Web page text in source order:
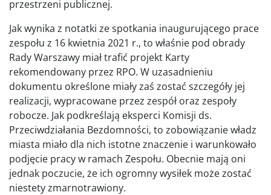
przestrzeni publicznej.
Jak wynika z notatki ze spotkania inaugurującego prace
zespołu z 16 kwietnia 2021 r., to właśnie pod obrady
Rady Warszawy miał trafić projekt Karty
rekomendowany przez RPO. W uzasadnieniu
dokumentu określone miały zaś zostać szczegóły jej
realizacji, wypracowane przez zespół oraz zespoły
robocze. Jak podkreślają eksperci Komisji ds.
Przeciwdziałania Bezdomności, to zobowiązanie władz
miasta miało dla nich istotne znaczenie i warunkowało
podjęcie pracy w ramach Zespołu. Obecnie mają oni
jednak poczucie, że ich ogromny wysiłek może zostać
niestety zmarnotrawiony.